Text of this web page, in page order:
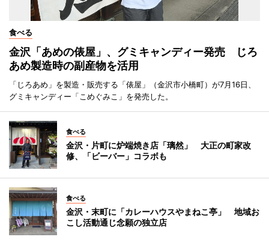
食べる
金沢「あめの俵屋」、グミキャンディー発売 じろ
あめ製造時の副産物を活用
「じろあめ」を製造・販売する「俵屋」（金沢市小橋町）が7月16日、
グミキャンディー「こめぐみこ」を発売した。
食べる
金沢・片町に炉端焼き店「璃然」 大正の町家改
修、「ビーバー」コラボも
食べる
金沢・末町に「カレーハウスやまねこ亭」 地域お
こし活動通じ念願の独立店